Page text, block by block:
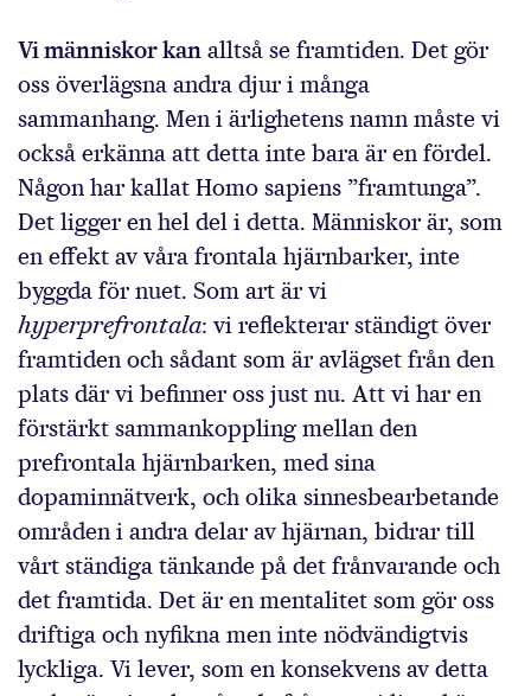
Vi människor kan alltså se framtiden. Det gör
oss överlägsna andra djur i många
sammanhang. Men i ärlighetens namn måste vi
också erkänna att detta inte bara är en fördel.
Någon har kallat Homo sapiens ”framtunga”.
Det ligger en hel del i detta. Människor är, som
en effekt av våra frontala hjärnbarker, inte
byggda för nuet. Som art är vi
hyperprefrontala: vi reflekterar ständigt över
framtiden och sådant som är avlägset från den
plats där vi befinner oss just nu. Att vi har en
förstärkt sammankoppling mellan den
prefrontala hjärnbarken, med sina
dopaminnätverk, och olika sinnesbearbetande
områden i andra delar av hjärnan, bidrar till
vårt ständiga tänkande på det frånvarande och
det framtida. Det är en mentalitet som gör oss
driftiga och nyfikna men inte nödvändigtvis
lyckliga. Vi lever, som en konsekvens av detta